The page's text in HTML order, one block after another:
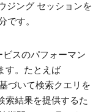
ジング セッションを
です。
スのパフォーマン
す。たとえば
づいて検索クエリを
索結果を提供するた